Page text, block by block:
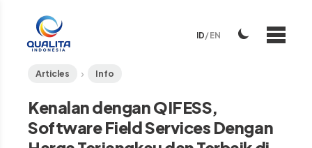
ID/EN
Articles › Info
Kenalan dengan QIFESS,
Software Field Services Dengan